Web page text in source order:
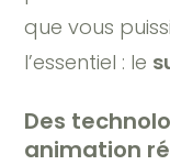
que vous
l’essentiel : le
Des
animation